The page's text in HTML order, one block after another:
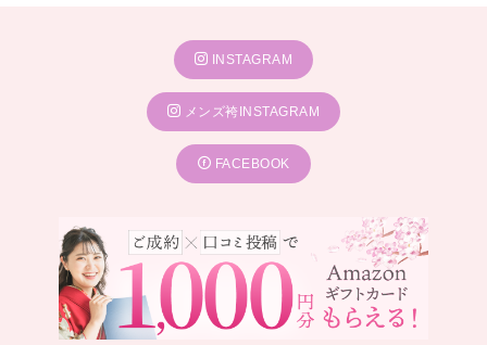
INSTAGRAM
メンズ袴INSTAGRAM
FACEBOOK